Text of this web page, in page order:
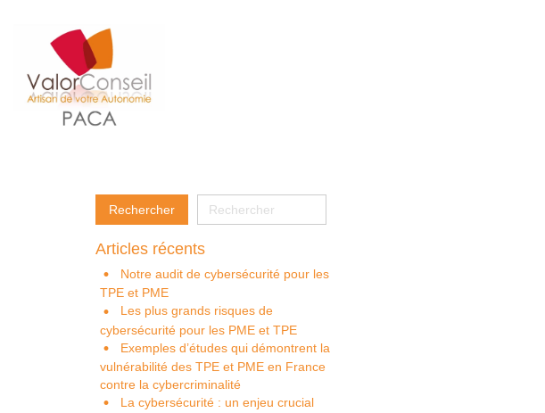
Articles récents
Notre audit de cybersécurité pour les
TPE et PME
Les plus grands risques de
cybersécurité pour les PME et TPE
Exemples d’études qui démontrent la
vulnérabilité des TPE et PME en France
contre la cybercriminalité
La cybersécurité : un enjeu crucial